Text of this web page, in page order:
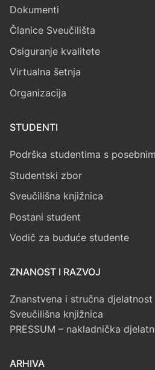
Dokumenti
Članice Sveučilišta
Osiguranje kvalitete
Virtualna šetnja
Organizacija
STUDENTI
Podrška studentima s
Studentski zbor
Sveučilišna knjižnica
Postani student
Vodič za buduće studente
ZNANOST I RAZVOJ
Znanstvena i stručna djelatnost
Sveučilišna knjižnica
PRESSUM – nakladnička
ARHIVA